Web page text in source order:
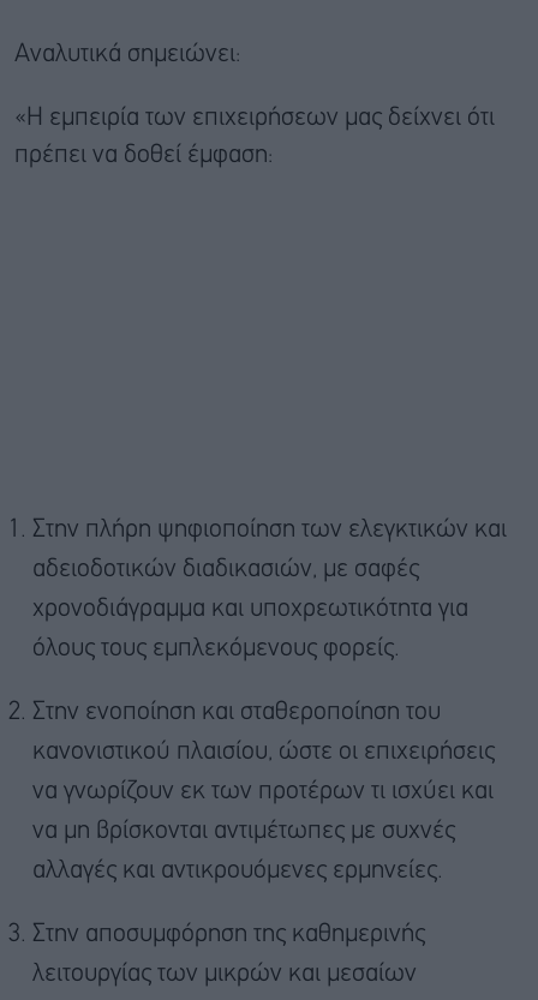
Αναλυτικά σημειώνει:
«Η εμπειρία των επιχειρήσεων μας δείχνει ότι
πρέπει να δοθεί έμφαση:
Στην πλήρη ψηφιοποίηση των ελεγκτικών και
αδειοδοτικών διαδικασιών, με σαφές
χρονοδιάγραμμα και υποχρεωτικότητα για
όλους τους εμπλεκόμενους φορείς.
Στην ενοποίηση και σταθεροποίηση του
κανονιστικού πλαισίου, ώστε οι επιχειρήσεις
να γνωρίζουν εκ των προτέρων τι ισχύει και
να μη βρίσκονται αντιμέτωπες με συχνές
αλλαγές και αντικρουόμενες ερμηνείες.
Στην αποσυμφόρηση της καθημερινής
λειτουργίας των μικρών και μεσαίων